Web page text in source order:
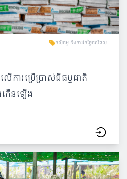
កសិកម្ម និងការកែច្នៃកសិផល
ើការប្រើប្រាស់ជីធម្មជាតិ
ើនឡើង